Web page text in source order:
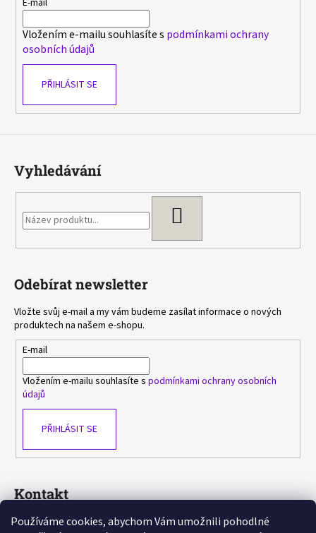
Používáme cookies, abychom Vám umožnili pohodlné
E-mail
Vložením e-mailu souhlasíte s podmínkami ochrany
osobních údajů
PŘIHLÁSIT SE
Vyhledávání
Odebírat newsletter
Vložte svůj e-mail a my vám budeme zasílat informace o nových
produktech na našem e-shopu.
E-mail
Vložením e-mailu souhlasíte s podmínkami ochrany osobních
údajů
PŘIHLÁSIT SE
Kontakt
sasa@ avlka.cz